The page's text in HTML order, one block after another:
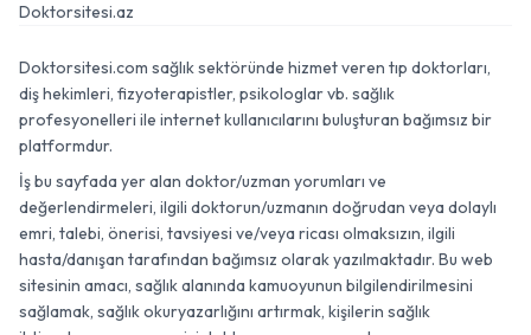
Doktorsitesi.az
Doktorsitesi.com sağlık sektöründe hizmet veren tıp doktorları,
diş hekimleri, fizyoterapistler, psikologlar vb. sağlık
profesyonelleri ile internet kullanıcılarını buluşturan bağımsız bir
platformdur.
İş bu sayfada yer alan doktor/uzman yorumları ve
değerlendirmeleri, ilgili doktorun/uzmanın doğrudan veya dolaylı
emri, talebi, önerisi, tavsiyesi ve/veya ricası olmaksızın, ilgili
hasta/danışan tarafından bağımsız olarak yazılmaktadır. Bu web
sitesinin amacı, sağlık alanında kamuoyunun bilgilendirilmesini
sağlamak, sağlık okuryazarlığını artırmak, kişilerin sağlık